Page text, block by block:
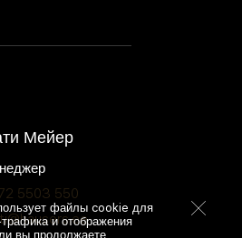
Мейер
5503 550
файлы cookie для
и отображения
вы продолжаете